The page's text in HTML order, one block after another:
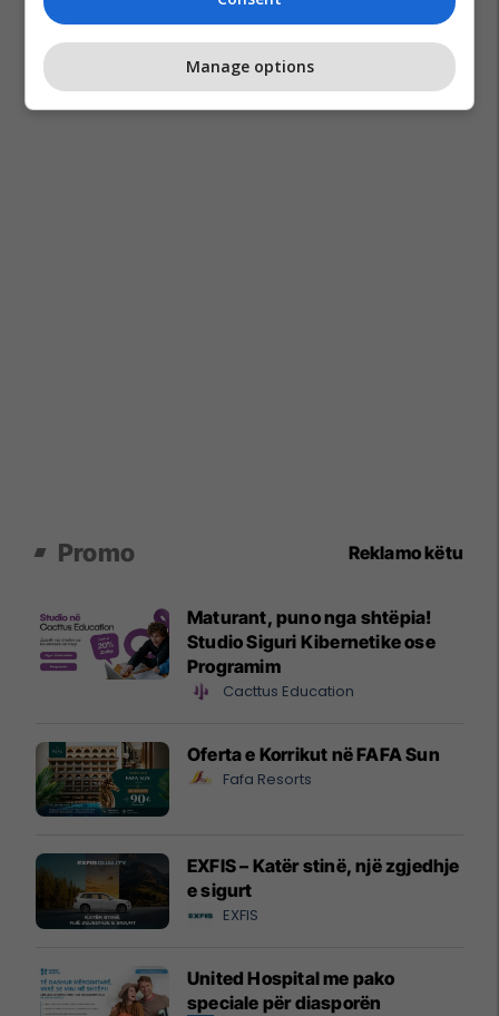
Promo Reklamo këtu
Maturant, puno nga shtëpia!
Studio Siguri Kibernetike ose
Programim
Cacttus Education
Oferta e Korrikut në FAFA Sun
Fafa Resorts
EXFIS – Katër stinë, një zgjedhje
e sigurt
EXFIS
United Hospital me pako
speciale për diasporën
Manage options